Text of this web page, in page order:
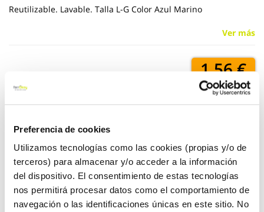
Preferencia de cookies
Utilizamos tecnologías como las cookies (propias y/o de
terceros) para almacenar y/o acceder a la información
del dispositivo. El consentimiento de estas tecnologías
nos permitirá procesar datos como el comportamiento de
navegación o las identificaciones únicas en este sitio. No
Reutilizable. Lavable. Talla L-G Color Azul Marino
Ver más
1,56 €
Click&Collect - Recogida gratis
en nuestras tiendas
Envío a domicilio:
5 días hábiles
de